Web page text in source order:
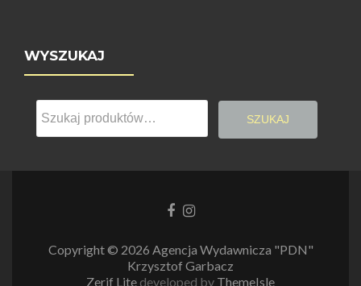
WYSZUKAJ
Szukaj:
SZUKAJ
LinkLink
Copyright © 2026 Agencja Wydawnicza "PDN"
Krzysztof Garbacz
Zerif Lite developed by ThemeIsle